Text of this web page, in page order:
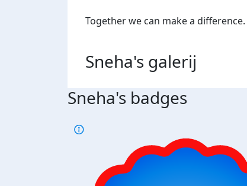
Together we can make a
Sneha's galerij
Sneha's badges